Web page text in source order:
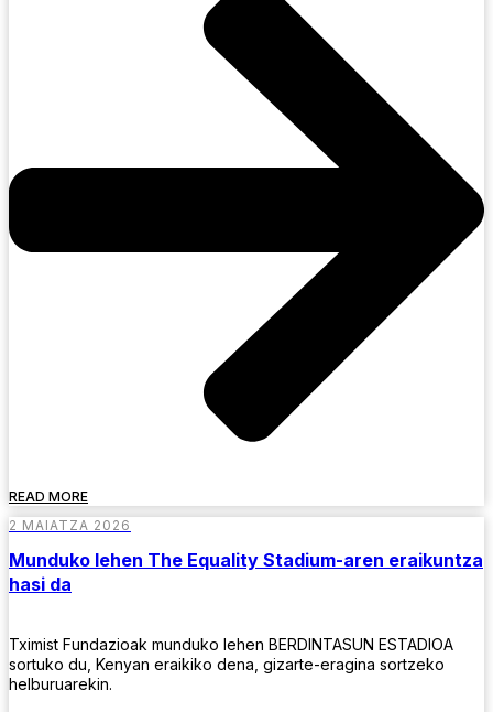
READ MORE
2 MAIATZA 2026
Munduko lehen The Equality Stadium-aren eraikuntza
hasi da
Tximist Fundazioak munduko lehen BERDINTASUN ESTADIOA
sortuko du, Kenyan eraikiko dena, gizarte-eragina sortzeko
helburuarekin.